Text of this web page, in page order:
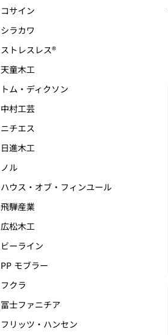
コサイン
シラカワ
ストレスレス®
天童木工
トム・ディクソン
中村工芸
ニチエス
日進木工
ノル
ハウス・オブ・フィンユール
飛騨産業
広松木工
ビーライン
PP モブラー
フクラ
冨士ファニチア
フリッツ・ハンセン